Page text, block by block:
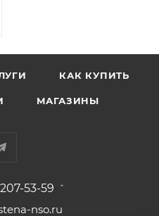
КАК КУПИТЬ
МАГАЗИНЫ
53-59
nso.ru